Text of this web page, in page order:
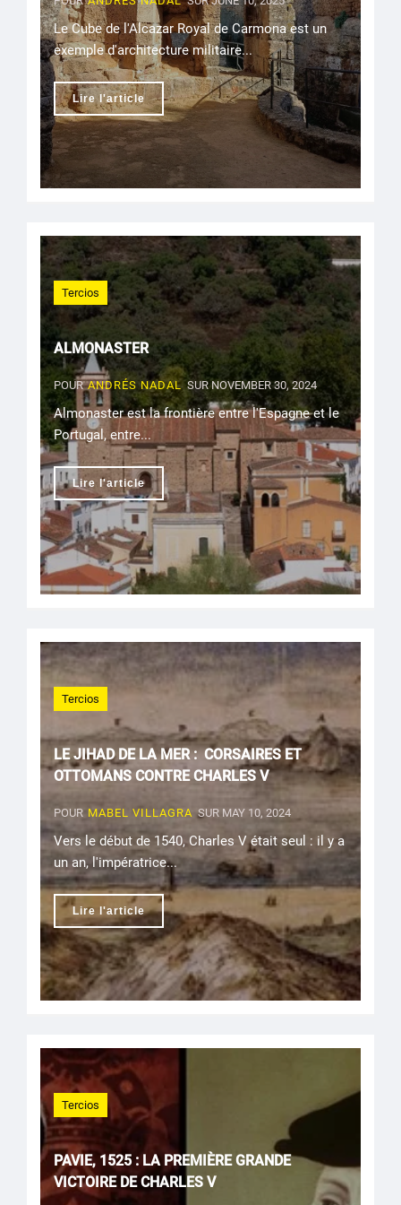
Le Cube de l'Alcazar Royal de Carmona est un
exemple d'architecture militaire...
Lire l'article
Tercios
ALMONASTER
POUR ANDRÉS NADALSUR NOVEMBER 30, 2024
Almonaster est la frontière entre l'Espagne et le
Portugal, entre...
Lire l'article
Tercios
LE JIHAD DE LA MER : CORSAIRES ET
OTTOMANS CONTRE CHARLES V
POUR MABEL VILLAGRA SUR MAY 10, 2024
Vers le début de 1540, Charles V était seul : il y a
un an, l'impératrice...
Lire l'article
Tercios
PAVIE, 1525 : LA PREMIÈRE GRANDE
VICTOIRE DE CHARLES V